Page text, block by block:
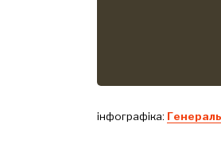
інфографіка: